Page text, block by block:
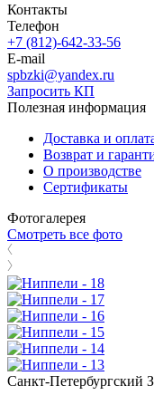
Контакты
Телефон
+7 (812)-642-33-56
E-mail
spbzki@yandex.ru
Запросить КП
Полезная информация
Доставка и
Возврат и
О производстве
Сертификаты
Фотогалерея
Смотреть все фото
Санкт-Петербургский